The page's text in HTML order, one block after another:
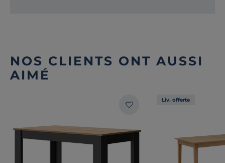
NOS CLIENTS ONT AUSSI
AIMÉ
Liv. offerte